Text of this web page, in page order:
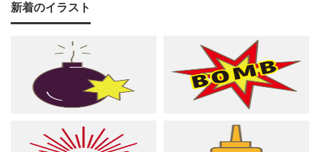
フが紙面いっぱいに踊
る、グリーン調の軽やか
アノやリトミック、コー
ラスなどの各種レッスン
はもちろん、野外ライ
れた、あたたかくシック
な雰囲気でピアノやリト
ミック、管弦楽器など
新着のイラスト